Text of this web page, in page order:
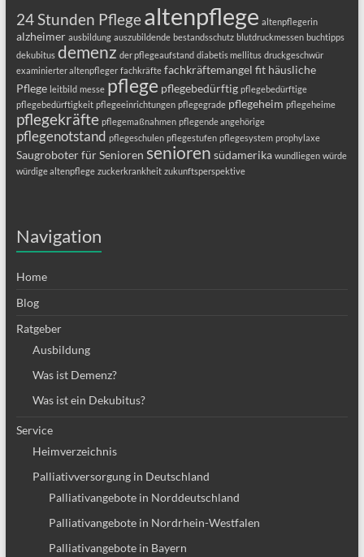
24 Stunden Pflegealtenpflege altenpflegerin
alzheimer ausbildung auszubildende bestandsschutz blutdruckmessen buchtipps
dekubitus demenz der pflegeaufstand diabetis mellitus druckgeschwür
examinierter altenpfleger fachkräfte fachkräftemangel fit häusliche
Pflege leitbild messe pflege pflegebedürftig pflegebedürftige
pflegebedürftigkeit pflegeeinrichtungen pflegegrade pflegeheim pflegeheime
pflegekräfte pflegemaßnahmen pflegende angehörige
pflegenotstand pflegeschulen pflegestufen pflegesystem prophylaxe
Saugroboter für Senioren senioren südamerika wundliegen würde
würdige altenpflege zuckerkrankheit zukunftsperspektive
Navigation
Home
Blog
Ratgeber
Ausbildung
Was ist Demenz?
Was ist ein Dekubitus?
Service
Heimverzeichnis
Palliativversorgung in Deutschland
Palliativangebote in Norddeutschland
Palliativangebote in Nordrhein-Westfalen
Palliativangebote in Bayern